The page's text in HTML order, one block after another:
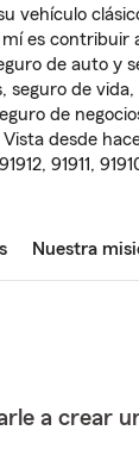
vehículo
es contribuir
de auto y
seguro de vida,
de
Vista desde
91911,
Nuestra
a crear